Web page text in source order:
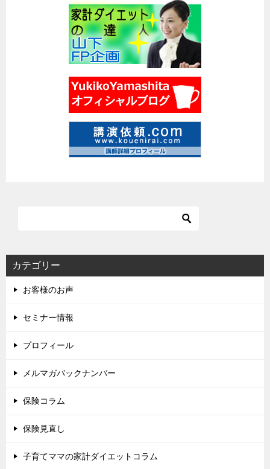
カテゴリー
お客様のお声
セミナー情報
プロフィール
メルマガバックナンバー
保険コラム
保険見直し
子育てママの家計ダイエットコラム